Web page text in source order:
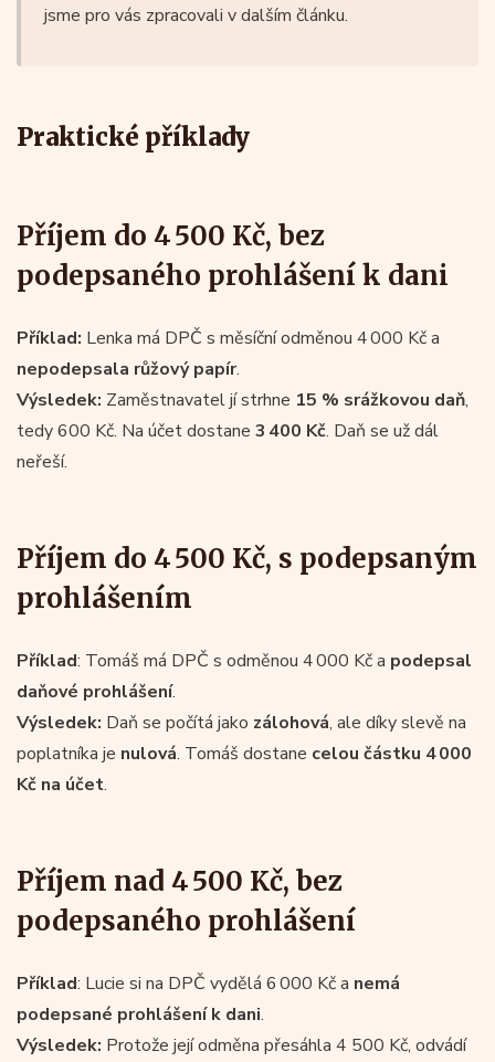
jsme pro vás zpracovali v dalším článku.
Praktické příklady
Příjem do 4 500 Kč, bez
podepsaného prohlášení k dani
Příklad: Lenka má DPČ s měsíční odměnou 4 000 Kč a
nepodepsala růžový papír.
Výsledek: Zaměstnavatel jí strhne 15 % srážkovou daň,
tedy 600 Kč. Na účet dostane 3 400 Kč. Daň se už dál
neřeší.
Příjem do 4 500 Kč, s podepsaným
prohlášením
Příklad: Tomáš má DPČ s odměnou 4 000 Kč a podepsal
daňové prohlášení.
Výsledek: Daň se počítá jako zálohová, ale díky slevě na
poplatníka je nulová. Tomáš dostane celou částku 4 000
Kč na účet.
Příjem nad 4 500 Kč, bez
podepsaného prohlášení
Příklad: Lucie si na DPČ vydělá 6 000 Kč a nemá
podepsané prohlášení k dani.
Výsledek: Protože její odměna přesáhla 4 500 Kč, odvádí